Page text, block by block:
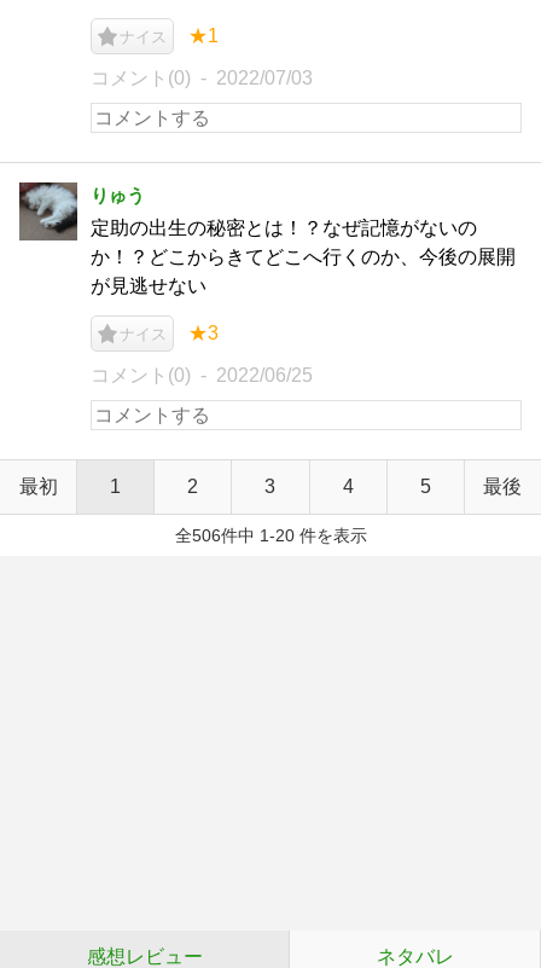
ナイス ★1
コメント(0) 2022/07/03
りゅう
定助の出生の秘密とは！？なぜ記憶がないの
か！？どこからきてどこへ行くのか、今後の展開
が見逃せない
ナイス ★3
コメント(0) 2022/06/25
最初 1 2 3 4 5 最後
全506件中 1-20 件を表示
感想レビュー ネタバレ